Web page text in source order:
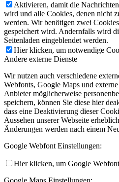
Aktivieren, damit die
wird und alle Cookies, denen nicht
werden. Wir benötigen zwei
gespeichert wird. Andernfalls wird
Seitenladen eingeblendet werden.
Hier klicken, um notwendige
Andere externe Dienste
Wir nutzen auch verschiedene
Webfonts, Google Maps und
Anbieter möglicherweise
speichern, können Sie diese hier
dass eine Deaktivierung dieser
Aussehen unserer Webseite
Änderungen werden nach einem
Google Webfont Einstellungen:
Hier klicken, um Google